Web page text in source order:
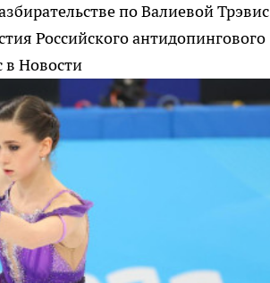
по ВалиевойТрэвис
Российского антидопингового
в Новости